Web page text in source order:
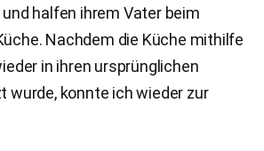
halfen ihrem Vater beim
Nachdem die Küche mithilfe
in ihren ursprünglichen
wurde, konnte ich wieder zur